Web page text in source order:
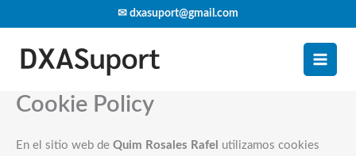
to
✉ dxasuport@gmail.com
Cookie Policy
En el sitio web de Quim Rosales Rafel utilizamos cookies